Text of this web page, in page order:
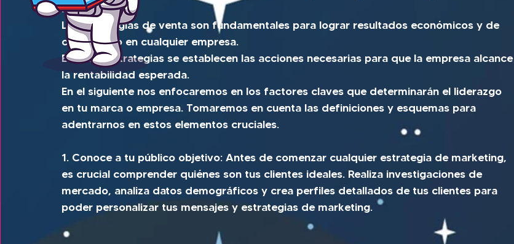
las ventas.
Las estrategias de venta son fundamentales para lograr resultados económicos y de
crecimiento en cualquier empresa.
En estas estrategias se establecen las acciones necesarias para que la empresa alcance
la rentabilidad esperada.
En el siguiente nos enfocaremos en los factores claves que determinarán el liderazgo
en tu marca o empresa. Tomaremos en cuenta las definiciones y esquemas para
adentrarnos en estos elementos cruciales.
1. Conoce a tu público objetivo: Antes de comenzar cualquier estrategia de marketing,
es crucial comprender quiénes son tus clientes ideales. Realiza investigaciones de
mercado, analiza datos demográficos y crea perfiles detallados de tus clientes para
poder personalizar tus mensajes y estrategias de marketing.